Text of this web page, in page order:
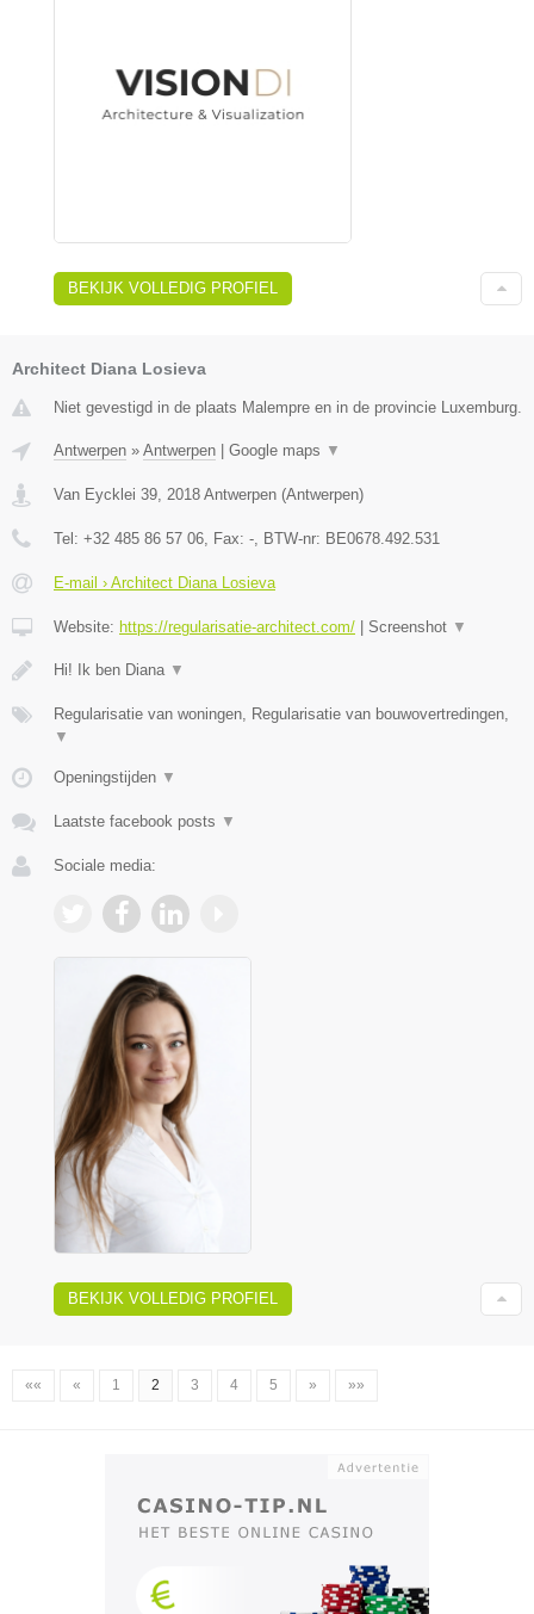
BEKIJK VOLLEDIG PROFIEL
Architect Diana Losieva
Niet gevestigd in de plaats Malempre en in de provincie Luxemburg.
Antwerpen » Antwerpen Google maps ▼
Van Eycklei 39, 2018 Antwerpen (Antwerpen)
Tel: +32 485 86 57 06, Fax: -, BTW-nr: BE0678.492.531
E-mail › Architect Diana Losieva
Website: https://regularisatie-architect.com/ Screenshot ▼
Hi! Ik ben Diana ▼
Regularisatie van woningen, Regularisatie van bouwovertredingen,
▼
Openingstijden ▼
Laatste facebook posts ▼
Sociale media:
BEKIJK VOLLEDIG PROFIEL
«« « 1 2 3 4 5 » »»